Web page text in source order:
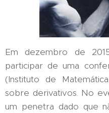
Em dezembro de
participar de uma
(Instituto de
sobre derivativos. No
um penetra dado que